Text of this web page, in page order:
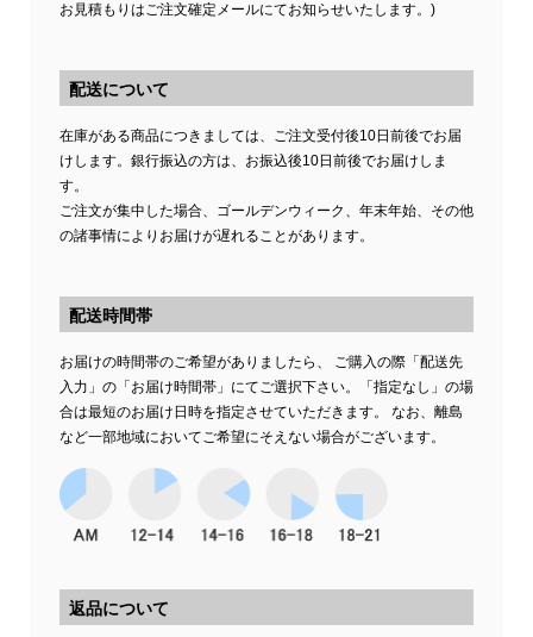
お見積もりはご注文確定メールにてお知らせいたします。)
配送について
在庫がある商品につきましては、ご注文受付後10日前後でお届
けします。銀行振込の方は、お振込後10日前後でお届けしま
す。
ご注文が集中した場合、ゴールデンウィーク、年末年始、その他
の諸事情によりお届けが遅れることがあります。
配送時間帯
お届けの時間帯のご希望がありましたら、 ご購入の際「配送先
入力」の「お届け時間帯」にてご選択下さい。「指定なし」の場
合は最短のお届け日時を指定させていただきます。 なお、離島
など一部地域においてご希望にそえない場合がございます。
返品について